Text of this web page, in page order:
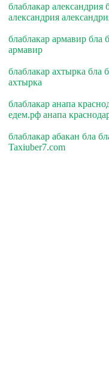
блаблакар александрия
александрия
блаблакар армавир бла
армавир
блаблакар ахтырка бла
ахтырка
блаблакар анапа
едем.рф анапа
блаблакар абакан бла
Taxiuber7.com